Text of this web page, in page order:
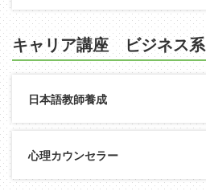
キャリア講座 ビジネス系
日本語教師養成
心理カウンセラー